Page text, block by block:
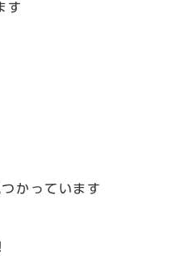
す
かっています